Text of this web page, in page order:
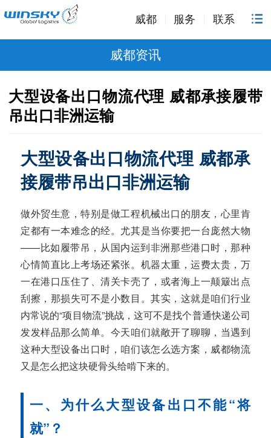
威都 服务 联系
威都资讯
大型设备出口物流代理 威都承接履带
吊出口非洲运输
大型设备出口物流代理 威都承
接履带吊出口非洲运输
做外贸生意，特别是做工程机械出口的朋友，心里肯
定都有一本难念的经。尤其是当你要把一台庞然大物
——比如履带吊，从国内运到非洲那些港口时，那种
心情简直比上考场还紧张。机器太重，运费太贵，万
一在港口压住了、清关卡壳了，或者海上一颠簸出点
刮擦，那损失可不是小数目。其实，这就是咱们行业
内常说的“项目物流”挑战，这可不是找个普通快递公司
发发样品那么简单。今天咱们就敞开了聊聊，当遇到
这种大型设备出口时，咱们该怎么选方案，威都物流
又是怎么把这块硬骨头给啃下来的。
一、为什么大型设备出口不能“将
就”？